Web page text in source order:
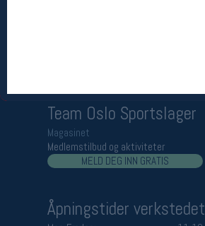
Team Oslo Sportslager
Magasinet
Medlemstilbud og aktiviteter
MELD DEG INN GRATIS
Åpningstider verkstedet